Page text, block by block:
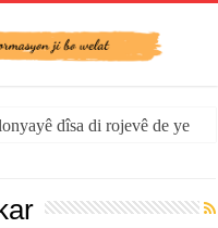
dîsa di rojevê de ye